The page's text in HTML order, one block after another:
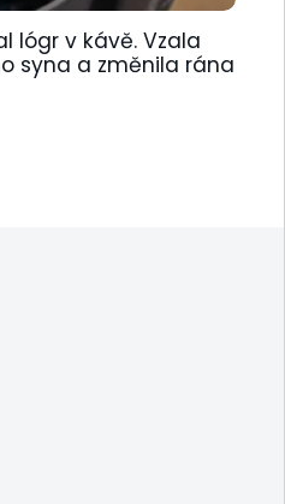
lógr v kávě. Vzala
syna a změnila rána